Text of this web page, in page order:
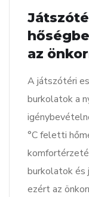
az
A játszótéri
burkolatok a
°C feletti
burkolatok és
ezért az